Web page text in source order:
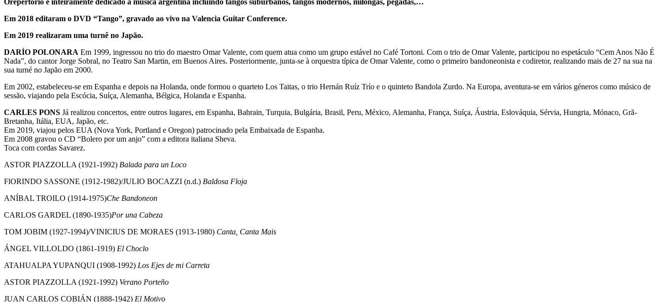
Em 2018 editaram o DVD “Tango”, gravado ao vivo na Valencia Guitar Conference.
Em 2019 realizaram uma turnê no Japão.
DARÍO POLONARA Em 1999, ingressou no trio do maestro Omar Valente, com quem atua como um grupo estável no Café Tortoni. Com o trio de Omar Valente, participou no espetáculo “Cem Anos Não É
Nada”, do cantor Jorge Sobral, no Teatro San Martin, em Buenos Aires. Posteriormente, junta-se à orquestra típica de Omar Valente, como o primeiro bandoneonista e codiretor, realizando mais de 27 na sua na
sua turné no Japão em 2000.
Em 2002, estabeleceu-se em Espanha e depois na Holanda, onde formou o quarteto Los Taitas, o trio Hernán Ruíz Trío e o quinteto Bandola Zurdo. Na Europa, aventura-se em vários géneros como músico de
sessão, viajando pela Escócia, Suíça, Alemanha, Bélgica, Holanda e Espanha.
CARLES PONS Já realizou concertos, entre outros lugares, em Espanha, Bahrain, Turquia, Bulgária, Brasil, Peru, México, Alemanha, França, Suíça, Áustria, Eslováquia, Sérvia, Hungria, Mónaco, Grã-
Bretanha, Itália, EUA, Japão, etc.
Em 2019, viajou pelos EUA (Nova York, Portland e Oregon) patrocinado pela Embaixada de Espanha.
Em 2008 gravou o CD “Bolero por um anjo” com a editora italiana Sheva.
Toca com cordas Savarez.
ASTOR PIAZZOLLA (1921-1992) Balada para un Loco
FlORINDO SASSONE (1912-1982)/JULIO BOCAZZI (n.d.) Baldosa Floja
ANÍBAL TROILO (1914-1975)Che Bandoneon
CARLOS GARDEL (1890-1935)Por una Cabeza
TOM JOBIM (1927-1994)/VINICIUS DE MORAES (1913-1980) Canta, Canta Mais
ÁNGEL VILLOLDO (1861-1919) El Choclo
ATAHUALPA YUPANQUI (1908-1992) Los Ejes de mi Carreta
ASTOR PIAZZOLLA (1921-1992) Verano Porteño
JUAN CARLOS COBIÁN (1888-1942) El Motivo